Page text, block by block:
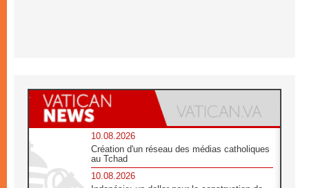
10.08.2026
Création d'un réseau des médias catholiques
au Tchad
10.08.2026